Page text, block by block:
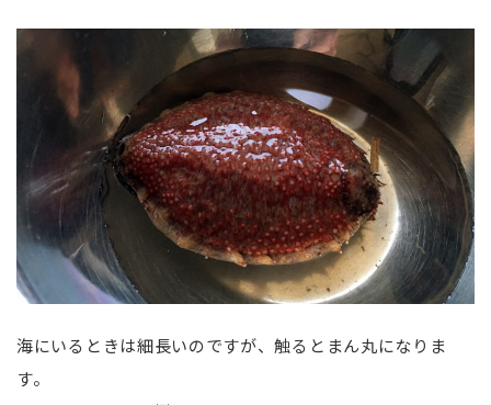
海にいるときは細長いのですが、触るとまん丸になりま
す。